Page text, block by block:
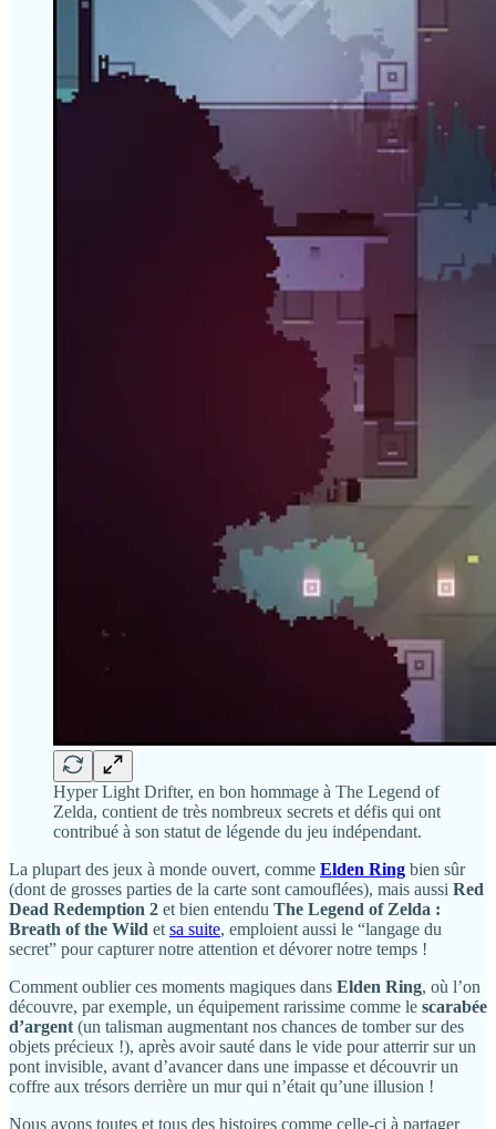
Hyper Light Drifter, en bon hommage à The Legend of
Zelda, contient de très nombreux secrets et défis qui ont
contribué à son statut de légende du jeu indépendant.
La plupart des jeux à monde ouvert, comme Elden Ring bien sûr
(dont de grosses parties de la carte sont camouflées), mais aussi Red
Dead Redemption 2 et bien entendu The Legend of Zelda :
Breath of the Wild et sa suite, emploient aussi le “langage du
secret” pour capturer notre attention et dévorer notre temps !
Comment oublier ces moments magiques dans Elden Ring, où l’on
découvre, par exemple, un équipement rarissime comme le scarabée
d’argent (un talisman augmentant nos chances de tomber sur des
objets précieux !), après avoir sauté dans le vide pour atterrir sur un
pont invisible, avant d’avancer dans une impasse et découvrir un
coffre aux trésors derrière un mur qui n’était qu’une illusion !
Nous avons toutes et tous des histoires comme celle-ci à partager